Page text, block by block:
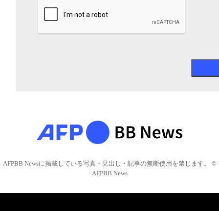
AFPBB Newsに掲載している写真・見出し・記事の無断使用を禁じます。 ©
AFPBB News